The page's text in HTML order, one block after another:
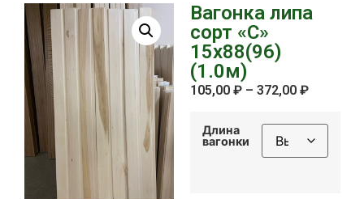
Вагонка липа
сорт «С»
15х88(96)
(1.0м)
105,00 ₽ – 372,00 ₽
Длина
вагонки